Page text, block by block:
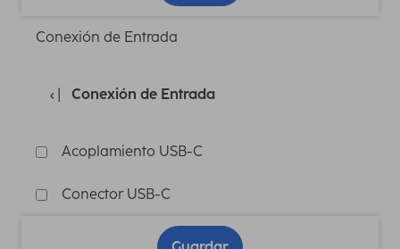
Conexión de Entrada
Conexión de Entrada
Acoplamiento USB-C
Conector USB-C